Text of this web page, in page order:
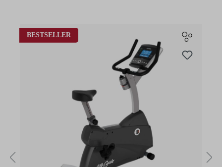
Produktgalerie überspringen
BESTSELLER